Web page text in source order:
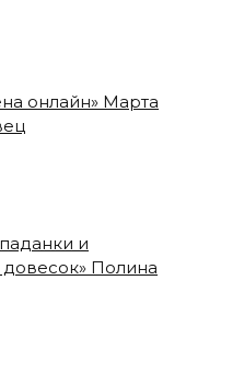
онлайн» Марта
и
Полина